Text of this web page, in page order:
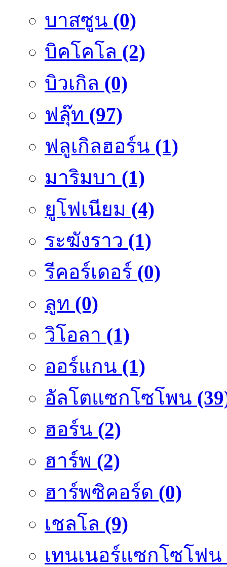
บาสซูน (0)
บิคโคโล (2)
บิวเกิล (0)
ฟลุ๊ท (97)
ฟลูเกิลฮอร์น (1)
มาริมบา (1)
ยูโฟเนียม (4)
ระฆังราว (1)
รีคอร์เดอร์ (0)
ลูท (0)
วิโอลา (1)
ออร์แกน (1)
อัลโตแซกโซโพน
ฮอร์น (2)
ฮาร์พ (2)
ฮาร์พซิคอร์ด (0)
เชลโล (9)
เทนเนอร์แซกโซโฟน